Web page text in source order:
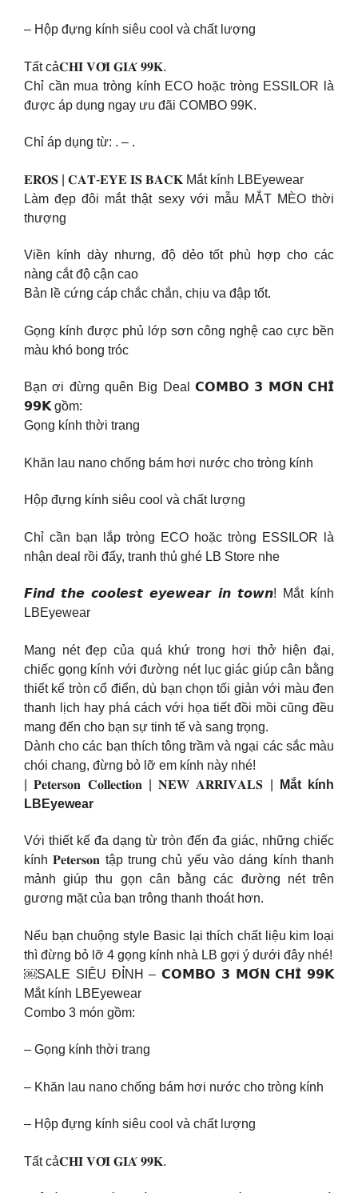
– Hộp đựng kính siêu cool và chất lượng
Tất cả𝐂𝐇𝐈̉ 𝐕𝐎̛́𝐈 𝐆𝐈𝐀́ 𝟗𝟗𝐊.
Chỉ cần mua tròng kính ECO hoặc tròng ESSILOR là
được áp dụng ngay ưu đãi COMBO 99K.
Chỉ áp dụng từ: . – .
𝐄𝐑𝐎𝐒 | 𝐂𝐀𝐓-𝐄𝐘𝐄 𝐈𝐒 𝐁𝐀𝐂𝐊 Mắt kính LBEyewear
Làm đẹp đôi mắt thật sexy với mẫu MẮT MÈO thời
thượng
Viền kính dày nhưng, độ dẻo tốt phù hợp cho các
nàng cắt độ cận cao
Bản lề cứng cáp chắc chắn, chịu va đập tốt.
Gọng kính được phủ lớp sơn công nghệ cao cực bền
màu khó bong tróc
Bạn ơi đừng quên Big Deal 𝗖𝗢𝗠𝗕𝗢 𝟯 𝗠𝗢́𝗡 𝗖𝗛𝗜̉
𝟵𝟵𝗞 gồm:
Gọng kính thời trang
Khăn lau nano chống bám hơi nước cho tròng kính
Hộp đựng kính siêu cool và chất lượng
Chỉ cần bạn lắp tròng ECO hoặc tròng ESSILOR là
nhận deal rồi đấy, tranh thủ ghé LB Store nhe
𝙁𝙞𝙣𝙙 𝙩𝙝𝙚 𝙘𝙤𝙤𝙡𝙚𝙨𝙩 𝙚𝙮𝙚𝙬𝙚𝙖𝙧 𝙞𝙣 𝙩𝙤𝙬𝙣! Mắt kính
LBEyewear
Mang nét đẹp của quá khứ trong hơi thở hiện đại,
chiếc gọng kính với đường nét lục giác giúp cân bằng
thiết kế tròn cổ điển, dù bạn chọn tối giản với màu đen
thanh lịch hay phá cách với họa tiết đồi mồi cũng đều
mang đến cho bạn sự tinh tế và sang trọng.
Dành cho các bạn thích tông trầm và ngại các sắc màu
chói chang, đừng bỏ lỡ em kính này nhé!
| 𝐏𝐞𝐭𝐞𝐫𝐬𝐨𝐧 𝐂𝐨𝐥𝐥𝐞𝐜𝐭𝐢𝐨𝐧 | 𝐍𝐄𝐖 𝐀𝐑𝐑𝐈𝐕𝐀𝐋𝐒 |
Mắt kính
LBEyewear
Với thiết kế đa dạng từ tròn đến đa giác, những chiếc
kính 𝐏𝐞𝐭𝐞𝐫𝐬𝐨𝐧 tập trung chủ yếu vào dáng kính thanh
mảnh giúp thu gọn cân bằng các đường nét trên
gương mặt của bạn trông thanh thoát hơn.
Nếu bạn chuộng style Basic lại thích chất liệu kim loại
thì đừng bỏ lỡ 4 gọng kính nhà LB gợi ý dưới đây nhé!
￼SALE SIÊU ĐỈNH – 𝗖𝗢𝗠𝗕𝗢 𝟯 𝗠𝗢́𝗡 𝗖𝗛𝗜̉ 𝟵𝟵𝗞
Mắt kính LBEyewear
Combo 3 món gồm:
– Gọng kính thời trang
– Khăn lau nano chống bám hơi nước cho tròng kính
– Hộp đựng kính siêu cool và chất lượng
Tất cả𝐂𝐇𝐈̉ 𝐕𝐎̛́𝐈 𝐆𝐈𝐀́ 𝟗𝟗𝐊.